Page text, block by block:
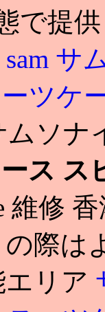
で提
sam サ
ツケ
ムソナ
ス ス
維修
の際は
リア